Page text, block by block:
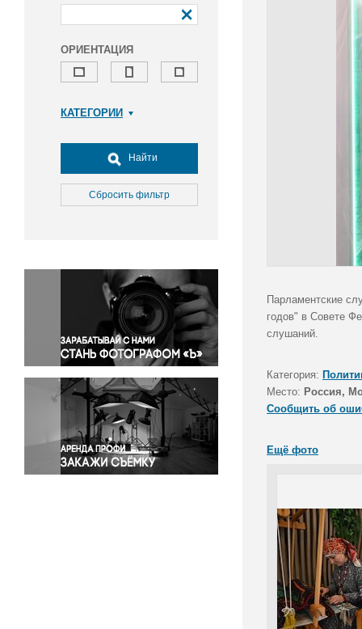
ОРИЕНТАЦИЯ
КАТЕГОРИИ
Досуг, туризм и отдых
Культура
Медицина
Окружающая среда
Политика
Правосудие
Происшествия и конфликты
Религия
Светская жизнь
Спорт
Экология
Экономика и бизнес
Найти
Сбросить фильтр
Парламентские
годов" в Совете
слушаний.
Категория:
Место: Россия,
Сообщить об
Ещё фото